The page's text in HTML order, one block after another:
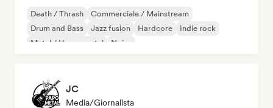
Death / Thrash
Commerciale / Mainstream
Drum and Bass
Jazz fusion Hardcore
Indie rock
Metal / Heavy metal
Noise
JC
Media/Giornalista